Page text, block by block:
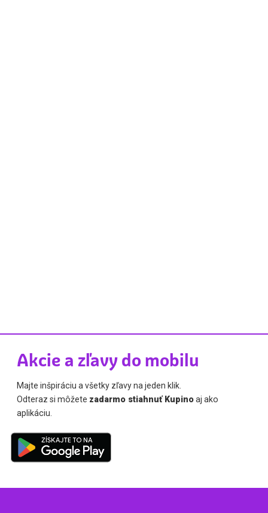
Akcie a zľavy do mobilu
Majte inšpiráciu a všetky zľavy na jeden klik.
Odteraz si môžete zadarmo stiahnuť Kupinoaj ako
aplikáciu.